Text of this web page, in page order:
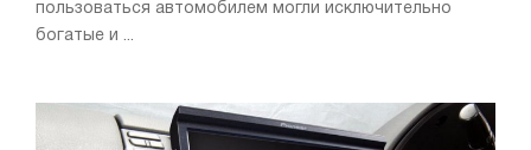
пользоваться автомобилем могли исключительно
богатые и ...